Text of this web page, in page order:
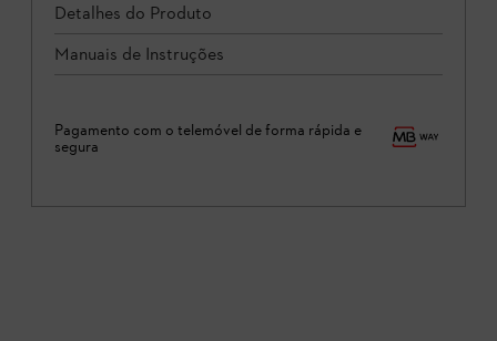
Detalhes do Produto
Manuais de Instruções
Pagamento com o telemóvel de forma rápida e
segura